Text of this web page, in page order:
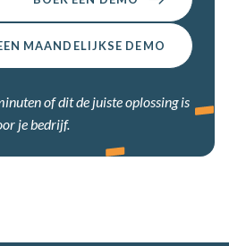
MAANDELIJKSE DEMO
of dit de juiste oplossing is
je bedrijf.